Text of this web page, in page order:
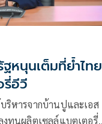
หนุนเต็มที่ย้ำไทย
อีวี
หารจากบ้านปูและเอส
งทุนผลิตเซลล์แบตเตอรี่